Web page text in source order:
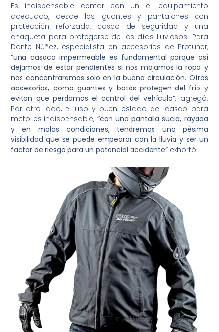
Es indispensable contar con un el equipamiento
adecuado, desde los guantes y pantalones con
protección reforzada, casco de seguridad y una
chaqueta para protegerse de los días lluviosos. Para
Dante Núñez, especialista en accesorios de Protuner,
“una casaca impermeable es fundamental porque así
dejamos de estar pendientes si nos mojamos la ropa y
nos concentraremos solo en la buena circulación. Otros
accesorios, como guantes y botas protegen del frío y
evitan que perdamos el control del vehículo”, agregó.
Por otro lado, el uso y buen estado del casco para
moto es indispensable, “con una pantalla sucia, rayada
y en malas condiciones, tendremos una pésima
visibilidad que se puede empeorar con la lluvia y ser un
factor de riesgo para un potencial accidente” exhortó.